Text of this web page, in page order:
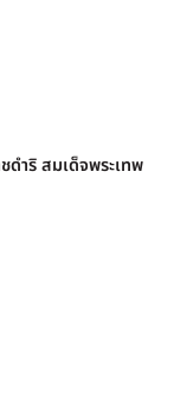
ำริ สมเด็จพระเทพ